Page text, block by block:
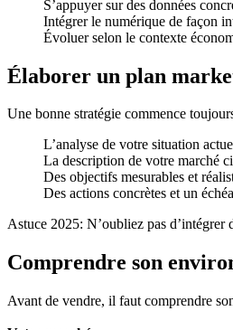
S’appuyer sur des données
Intégrer le numérique de façon
Évoluer selon le contexte
Élaborer un plan
Une bonne stratégie commence
L’analyse de votre situation
La description de votre marché
Des objectifs mesurables et
Des actions concrètes et un
Astuce 2025: N’oubliez pas d’intégrer
Comprendre son
Avant de vendre, il faut comprendre